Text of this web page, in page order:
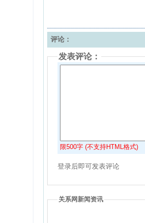
评论：
发表评论：
限500字 (不支持HTML格式)
登录后即可发表评论
关系网新闻资讯